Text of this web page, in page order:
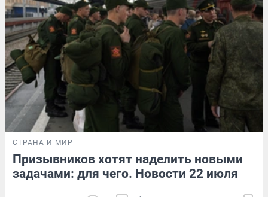
СТРАНА И МИР
Призывников хотят наделить новыми
задачами: для чего. Новости 22 июля